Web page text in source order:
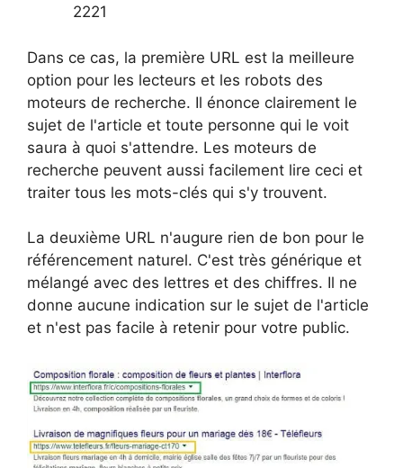
2221
Dans ce cas, la première URL est la meilleure
option pour les lecteurs et les robots des
moteurs de recherche. Il énonce clairement le
sujet de l'article et toute personne qui le voit
saura à quoi s'attendre. Les moteurs de
recherche peuvent aussi facilement lire ceci et
traiter tous les mots-clés qui s'y trouvent.
La deuxième URL n'augure rien de bon pour le
référencement naturel. C'est très générique et
mélangé avec des lettres et des chiffres. Il ne
donne aucune indication sur le sujet de l'article
et n'est pas facile à retenir pour votre public.